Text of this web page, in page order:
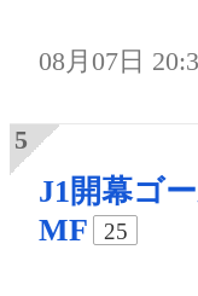
08月07日
J1開幕ゴ
MF
25